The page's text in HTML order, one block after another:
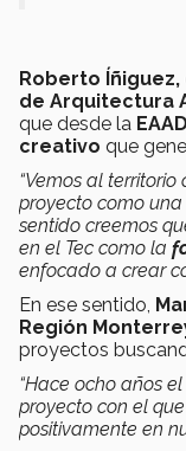
Roberto
de Arquitectura
que desde la EAAD
creativo que
“Vemos al
proyecto como
sentido creemos
en el Tec como la
enfocado a crear
En ese sentido,
Región
proyectos
“Hace ocho años
proyecto con el
positivamente en